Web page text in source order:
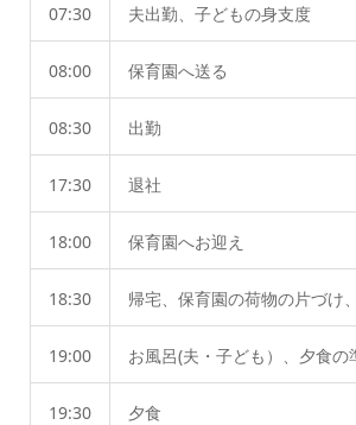
07:30 夫出勤、子どもの身支度
08:00 保育園へ送る
08:30 出勤
17:30 退社
18:00 保育園へお迎え
18:30 帰宅、保育園の荷物の片づけ
19:00 お風呂(夫・子ども）、夕食の
19:30 夕食